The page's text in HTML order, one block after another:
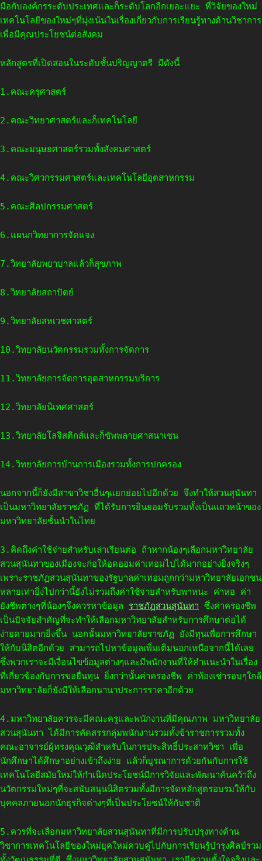
มือกับองค์กรระดับประเทศและก็ระดับโลกอีกเยอะแยะ ที่วิจัยของใหม่
เทคโนโลยีของใหม่ๆที่มุ่งเน้นในเรื่องเกี่ยวกับการเรียนรู้ทางด้านวิชาการ
เพื่อมีคุณประโยชน์ต่อสังคม
หลักสูตรที่เปิดสอนในระดับชั้นปริญญาตรี มีดังนี้
1.คณะครุศาสตร์
2.คณะวิทยาศาสตร์และก็เทคโนโลยี
3.คณะมนุษยศาสตร์รวมทั้งสังคมศาสตร์
4.คณะวิศวกรรมศาสตร์และเทคโนโลยีอุตสาหกรรม
5.คณะศิลปกรรมศาสตร์
6.แผนกวิทยาการจัดแจง
7.วิทยาลัยพยาบาลแล้วก็สุขภาพ
8.วิทยาลัยสถาปัตย์
9.วิทยาลัยสหเวชศาสตร์
10.วิทยาลัยนวัตกรรมรวมทั้งการจัดการ
11.วิทยาลัยการจัดการอุตสาหกรรมบริการ
12.วิทยาลัยนิเทศศาสตร์
13.วิทยาลัยโลจิสติกส์และก็ซัพพลายศาสนาเชน
14.วิทยาลัยการบ้านการเมืองรวมทั้งการปกครอง
นอกจากนี้ก็ยังมีสาขาวิชาอื่นๆแยกย่อยไปอีกด้วย จึงทำให้สวนสุนันทา
เป็นมหาวิทยาลัยราชภัฏ ที่ได้รับการยินยอมรับรวมทั้งเป็นแถวหน้าของ
มหาวิทยาลัยชั้นนำในไทย
3.คิดถึงค่าใช้จ่ายสำหรับเล่าเรียนต่อ ถ้าหากน้องๆเลือกมหาวิทยาลัย
สวนสุนันทาของเมืองจะก่อให้อดออมค่าเทอมไปได้มากอย่างยิ่งจริงๆ
เพราะราชภัฏสวนสุนันทาของรัฐบาลค่าเทอมถูกกว่ามหาวิทยาลัยเอกชน
หลายเท่ายิ่งไปกว่านี้ยังไม่รวมถึงค่าใช้จ่ายสำหรับพาหนะ ค่าหอ ค่า
ยังชีพต่างๆที่น้องๆจึงควรหาข้อมูล ราชภัฏสวนสุนันทา ซึ่งค่าครองชีพ
เป็นปัจจัยสำคัญที่จะทำให้เลือกมหาวิทยาลัยสำหรับการศึกษาต่อได้
ง่ายดายมากยิ่งขึ้น นอกนั้นมหาวิทยาลัยราชภัฏ ยังมีทุนเพื่อการศึกษา
ให้กับนิสิตอีกด้วย สามารถไปหาข้อมูลเพิ่มเติมนอกเหนือจากนี้ได้เลย
ซึ่งพวกเราจะมีเงื่อนไขข้อมูลต่างๆและมีพนักงานที่ให้คำแนะนำในเรื่อง
ที่เกี่ยวข้องกับการขอยื่นทุน ยิ่งกว่านั้นค่าครองชีพ ค่าห้องเช่ารอบๆใกล้
มหาวิทยาลัยก็ยังมีให้เลือกนานาประการราคาอีกด้วย
4.มหาวิทยาลัยควรจะมีคณะครูและพนักงานที่มีคุณภาพ มหาวิทยาลัย
สวนสุนันทา ได้มีการคัดสรรกลุ่มพนักงานรวมทั้งข้าราชการรวมทั้ง
คณะอาจารย์ผู้ทรงคุณวุฒิสำหรับในการประสิทธิ์ประสาทวิชา เพื่อ
นักศึกษาได้ศึกษาอย่างเข้าถึงง่าย แล้วก็บูรณาการด้วยกันกับการใช้
เทคโนโลยีสมัยใหม่ให้กำเนิดประโยชน์มีการวิจัยและพัฒนาค้นคว้าถึง
นวัตกรรมใหม่ๆที่จะสนับสนุนนิสิตรวมทั้งมีการจัดหลักสูตรอบรมให้กับ
บุคคลภายนอกนักธุรกิจต่างๆที่เป็นประโยชน์ให้กับชาติ
5.ควรที่จะเลือกมหาวิทยาลัยสวนสุนันทาที่มีการปรับปรุงทางด้าน
วิชาการเทคโนโลยีของใหม่ยุคใหม่ควบคู่ไปกับการเรียนรู้บำรุงศิลป์รวม